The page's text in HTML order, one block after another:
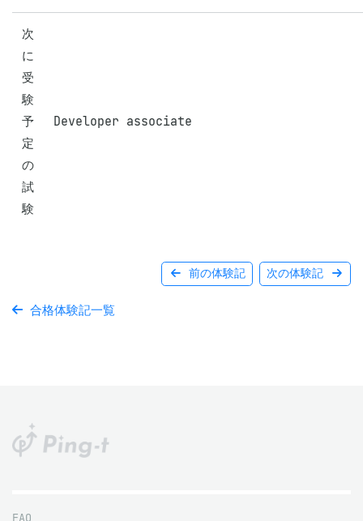
次
に
受
験
予
定
の
試
験
Developer associate
前の体験記 次の体験記
合格体験記一覧